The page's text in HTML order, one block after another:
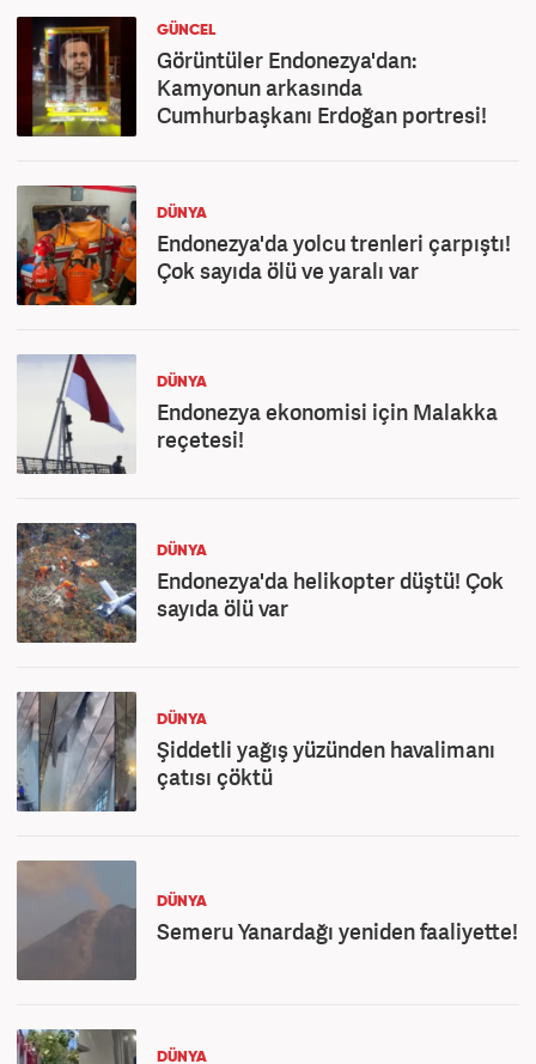
GÜNCEL
Görüntüler Endonezya'dan:
Kamyonun arkasında
Cumhurbaşkanı Erdoğan portresi!
DÜNYA
Endonezya'da yolcu trenleri çarpıştı!
Çok sayıda ölü ve yaralı var
DÜNYA
Endonezya ekonomisi için Malakka
reçetesi!
DÜNYA
Endonezya'da helikopter düştü! Çok
sayıda ölü var
DÜNYA
Şiddetli yağış yüzünden havalimanı
çatısı çöktü
DÜNYA
Semeru Yanardağı yeniden faaliyette!
DÜNYA